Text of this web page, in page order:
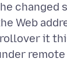
changed
Web
it